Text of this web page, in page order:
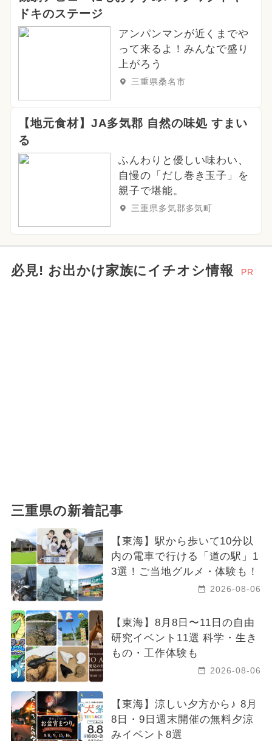
ドキのステージ
アンパンマンが近くまでや
って来るよ！みんなで盛り
上がろう
三重県桑名市
【地元食材】JA多気郡 自然の味処 すまい
る
ふんわりと優しい味わい、
自慢の「だし巻き玉子」を
親子で堪能。
三重県多気郡多気町
必見! お出かけ家族にイチオシ情報 PR
三重県の新着記事
【東海】駅から歩いて10分以
内の電車で行ける「道の駅」1
3選！ご当地グルメ・体験も！
2026-08-06
【東海】8月8日〜11日の自由
研究イベント11選 科学・生き
もの・工作体験も
2026-08-06
【東海】涼しい夕方から♪ 8月
8日・9日週末開催の無料夕涼
みイベント8選